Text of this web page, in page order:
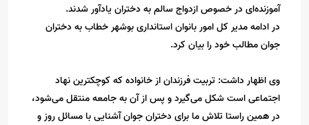
آموزنده‌ای در خصوص ازدواج سالم به دختران یادآور شدند.
در ادامه مدیر کل امور بانوان استانداری بوشهر خطاب به دختران
جوان مطالب خود را بیان کرد.
وی اظهار داشت: تربیت فرزندان از خانواده که کوچکترین نهاد
اجتماعی است شکل می‌گیرد و پس از آن به جامعه منتقل می‌شود،
در همین راستا تلاش ما برای دختران جوان آشنایی با مسائل روز و